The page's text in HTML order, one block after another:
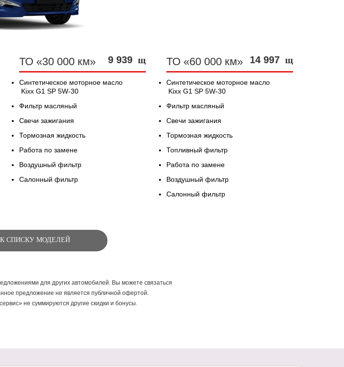
ТО «30 000 км» 9 939 щ
Синтетическое моторное масло
Kixx G1 SP 5W-30
Фильтр масляный
Свечи зажигания
Тормозная жидкость
Работа по замене
Воздушный фильтр
Салонный фильтр
ТО «60 000 км» 14 997 щ
Синтетическое моторное масло
Kixx G1 SP 5W-30
Фильтр масляный
Свечи зажигания
Тормозная жидкость
Топливный фильтр
Работа по замене
Воздушный фильтр
Салонный фильтр
СПИСКУ МОДЕЛЕЙ
для других автомобилей. Вы можете связаться
предложение не является публичной офертой.
не суммируются другие скидки и бонусы.
НА СЕРВИС